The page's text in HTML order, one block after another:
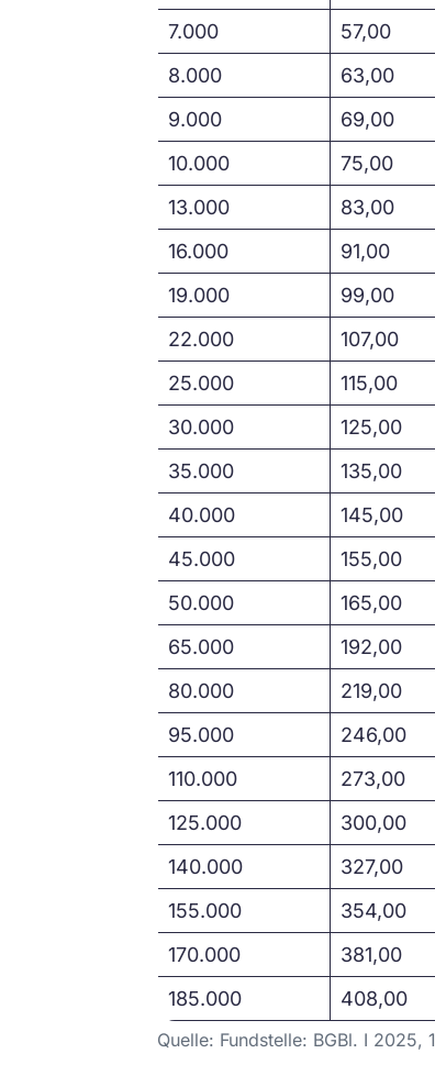
7.000
57,00
8.000
63,00
9.000
69,00
10.000
75,00
13.000
83,00
16.000
91,00
19.000
99,00
22.000
107,00
25.000
115,00
30.000
125,00
35.000
135,00
40.000
145,00
45.000
155,00
50.000
165,00
65.000
192,00
80.000
219,00
95.000
246,00
110.000
273,00
125.000
300,00
140.000
327,00
155.000
354,00
170.000
381,00
185.000
408,00
Quelle: Fundstelle: BGBl. I 2025,